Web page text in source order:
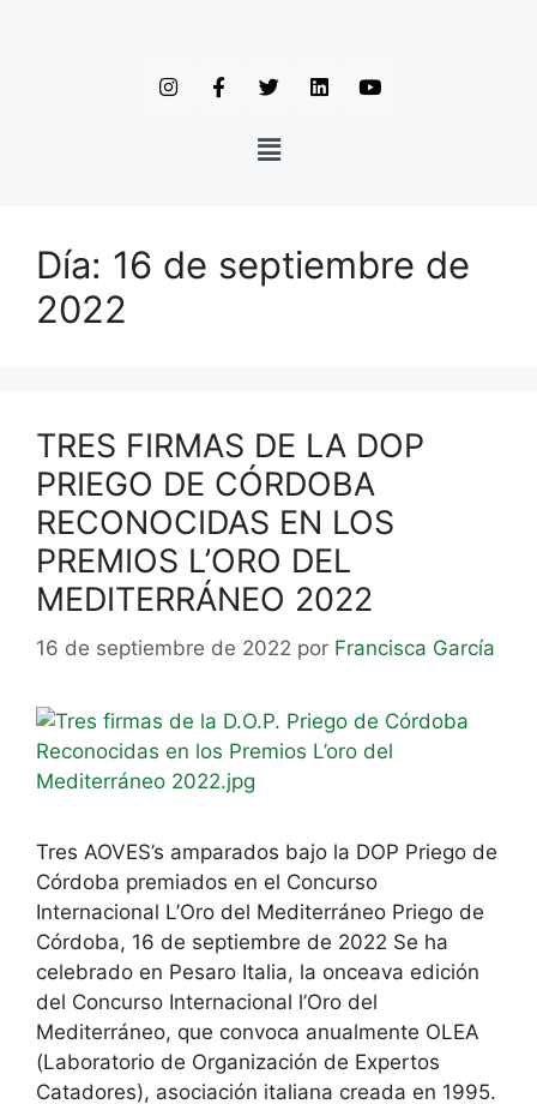
Día: 16 de septiembre de
2022
TRES FIRMAS DE LA DOP
PRIEGO DE CÓRDOBA
RECONOCIDAS EN LOS
PREMIOS L’ORO DEL
MEDITERRÁNEO 2022
16 de septiembre de 2022 por Francisca García
Tres AOVES’s amparados bajo la DOP Priego de
Córdoba premiados en el Concurso
Internacional L’Oro del Mediterráneo Priego de
Córdoba, 16 de septiembre de 2022 Se ha
celebrado en Pesaro Italia, la onceava edición
del Concurso Internacional l’Oro del
Mediterráneo, que convoca anualmente OLEA
(Laboratorio de Organización de Expertos
Catadores), asociación italiana creada en 1995.